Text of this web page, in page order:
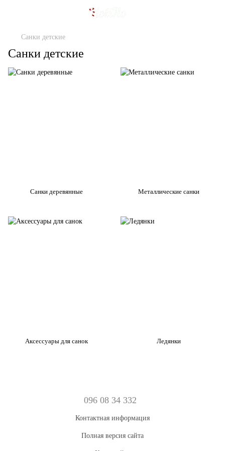
Санки детские
Санки детские
Санки деревянные Металлические санки
Аксессуары для санок Ледянки
096 08 34 332
Контактная информация
Полная версия сайта